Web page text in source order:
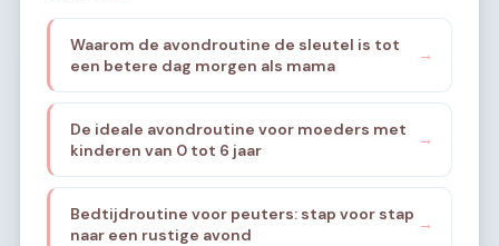
Waarom de avondroutine de sleutel is tot
een betere dag morgen als mama
→
De ideale avondroutine voor moeders met
kinderen van 0 tot 6 jaar
→
Bedtijdroutine voor peuters: stap voor stap
naar een rustige avond
→